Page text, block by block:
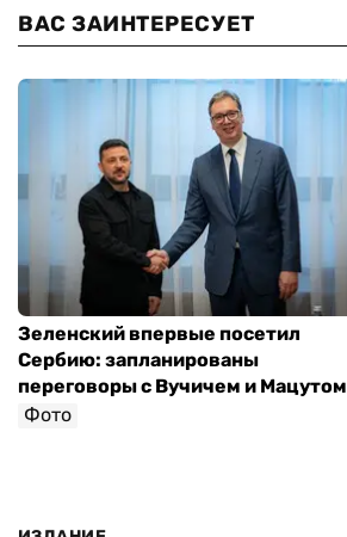
ВАС ЗАИНТЕРЕСУЕТ
Зеленский впервые посетил
Сербию: запланированы
переговоры с Вучичем и Мацутом
Фото